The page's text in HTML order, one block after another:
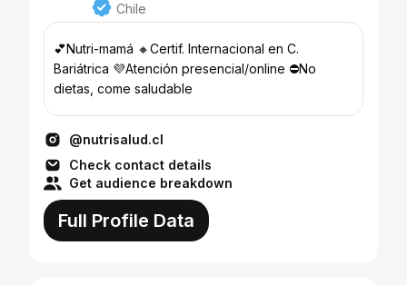
Chile
💕Nutri-mamá 🔸️Certif. Internacional en C.
Bariátrica 💜Atención presencial/online ⛔No
dietas, come saludable
@nutrisalud.cl
Check contact details
Get audience breakdown
Full Profile Data